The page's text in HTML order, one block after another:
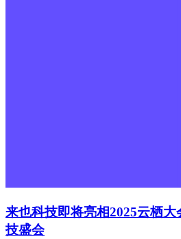
来也科技即将亮相2025云栖
技盛会